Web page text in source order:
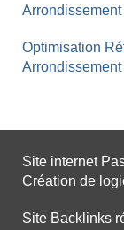
Arrondissement
Optimisation
Arrondissement
Site internet
Création de
Site Backlinks